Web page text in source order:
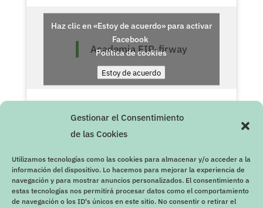
Gestionar el Consentimiento
de las Cookies
Utilizamos tecnologías como las cookies para almacenar y/o acceder a la
información del dispositivo. Lo hacemos para mejorar la experiencia de
navegación y para mostrar anuncios personalizados. El consentimiento a
estas tecnologías nos permitirá procesar datos como el comportamiento
de navegación o los ID's únicos en este sitio. No consentir o retirar el
Academia FIR-firway
Haz clic en «Estoy de acuerdo» para activar
Facebook
Política de cookies
Estoy de acuerdo